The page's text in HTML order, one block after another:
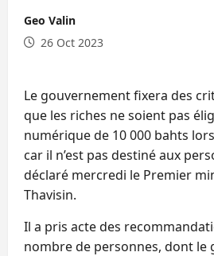
Geo Valin
26 Oct 2023
Le gouvernement fixera des
que les riches ne soient pas
numérique de 10 000 bahts
car il n’est pas destiné aux
déclaré mercredi le Premier
Thavisin.
Il a pris acte des
nombre de personnes, dont le